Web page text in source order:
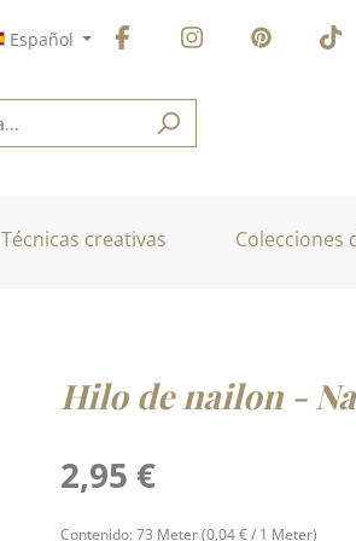
Español
Técnicas creativas Colecciones
Hilo de nailon -
Precio normal:
2,95 €
Contenido: 73 Meter(0,04 € / 1 Meter)